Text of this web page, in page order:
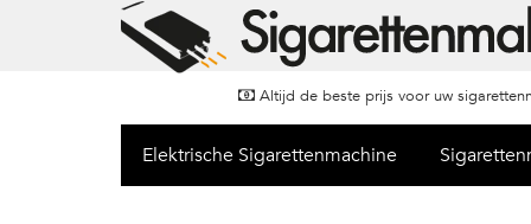
Altijd de beste prijs voor uw
Elektrische Sigarettenmachine